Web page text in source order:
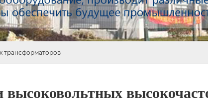
трансформаторов